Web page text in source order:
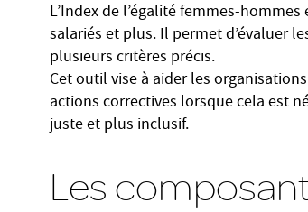
L’Index de l’égalité femmes-
salariés et plus. Il permet d’évaluer
plusieurs critères précis.
Cet outil vise à aider les
actions correctives lorsque cela est
juste et plus inclusif.
Les